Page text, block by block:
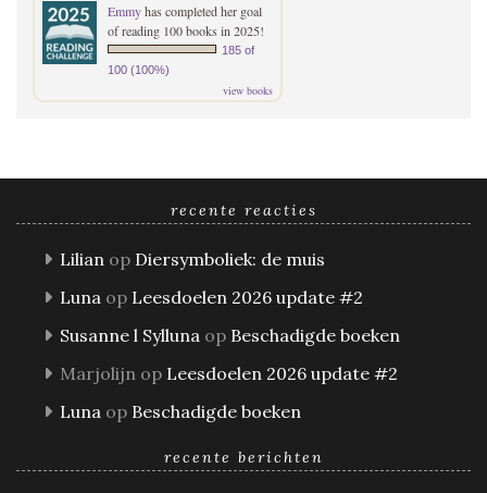
Emmyhas completed her goal
of reading 100 books in 2025!
185 of
100 (100%)
view books
recente reacties
Lilian op Diersymboliek: de muis
Luna op Leesdoelen 2026 update #2
Susanne l Sylluna op Beschadigde boeken
Marjolijn op Leesdoelen 2026 update #2
Luna op Beschadigde boeken
recente berichten